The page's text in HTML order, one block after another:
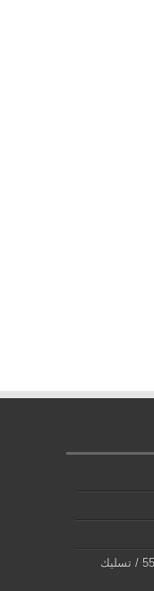
معلم صحي سباك الكويت / 55850065 / تسليك